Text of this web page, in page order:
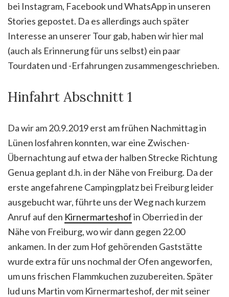
bei Instagram, Facebook und WhatsApp in unseren
Stories gepostet. Da es allerdings auch später
Interesse an unserer Tour gab, haben wir hier mal
(auch als Erinnerung für uns selbst) ein paar
Tourdaten und -Erfahrungen zusammengeschrieben.
Hinfahrt Abschnitt 1
Da wir am 20.9.2019 erst am frühen Nachmittag in
Lünen losfahren konnten, war eine Zwischen-
Übernachtung auf etwa der halben Strecke Richtung
Genua geplant d.h. in der Nähe von Freiburg. Da der
erste angefahrene Campingplatz bei Freiburg leider
ausgebucht war, führte uns der Weg nach kurzem
Anruf auf den Kirnermarteshofin Oberried in der
Nähe von Freiburg, wo wir dann gegen 22.00
ankamen. In der zum Hof gehörenden Gaststätte
wurde extra für uns nochmal der Ofen angeworfen,
um uns frischen Flammkuchen zuzubereiten. Später
lud uns Martin vom Kirnermarteshof, der mit seiner